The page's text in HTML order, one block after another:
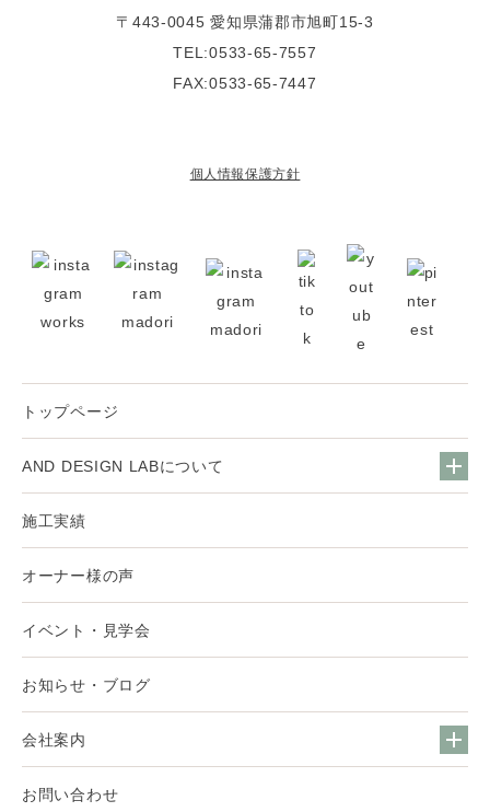
〒443-0045 愛知県蒲郡市旭町15-3
TEL:0533-65-7557
FAX:0533-65-7447
個人情報保護方針
トップページ
AND DESIGN LABについて
施工実績
オーナー様の声
イベント・見学会
お知らせ・ブログ
会社案内
お問い合わせ